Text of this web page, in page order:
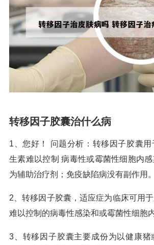
转移因子胶囊治什么病
1、您好！ 问题分析：转移因子胶囊
生素难以控制 病毒性或霉菌性细胞内
为辅助治疗剂；免疫缺陷病没有副作用。
2、转移因子胶囊，适应症为临床可用
难以控制的病毒性感染和或霉菌性细胞
3、转移因子胶囊主要成份为以健康猪